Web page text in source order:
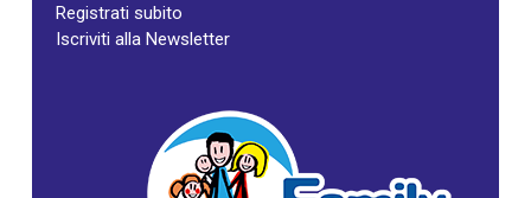
Registrati subito
Iscriviti alla Newsletter